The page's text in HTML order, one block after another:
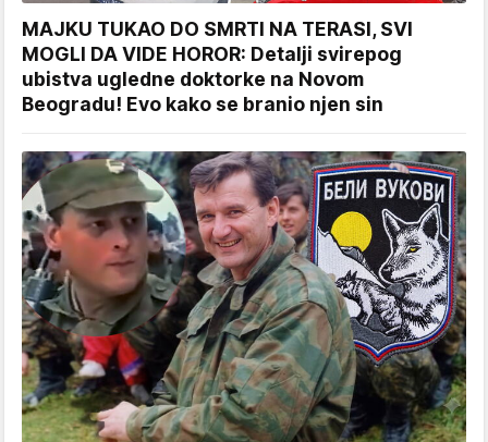
MAJKU TUKAO DO SMRTI NA TERASI, SVI
MOGLI DA VIDE HOROR: Detalji svirepog
ubistva ugledne doktorke na Novom
Beogradu! Evo kako se branio njen sin